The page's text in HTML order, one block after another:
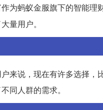
为蚂蚁金服旗下的智能理
量用户。
来说，现在有许多选择
同人群的需求。